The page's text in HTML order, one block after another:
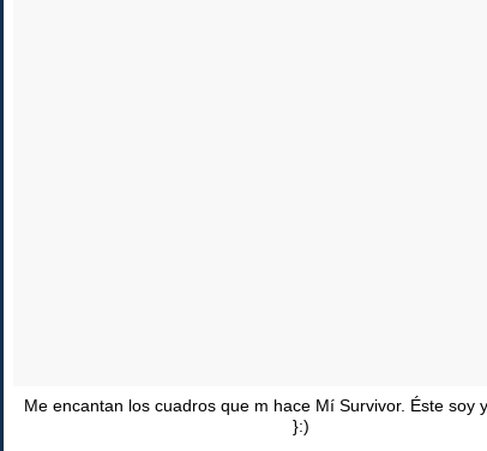
Me encantan los cuadros que m hace Mí Survivor. Éste soy
}:)